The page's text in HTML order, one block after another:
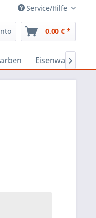
Service/Hilfe
0,00 € *
Eisenwaren
